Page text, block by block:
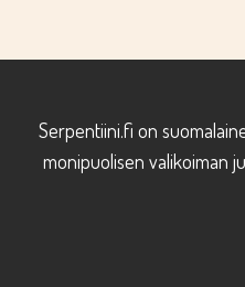
Serpentiini.fi on
monipuolisen valikoiman